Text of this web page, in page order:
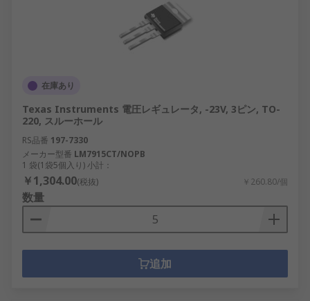
在庫あり
Texas Instruments 電圧レギュレータ, -23V, 3ピン, TO-
220, スルーホール
RS品番 197-7330
メーカー型番 LM7915CT/NOPB
1 袋(1袋5個入り) 小計：
￥1,304.00(税抜) ￥260.80/個
数量
追加